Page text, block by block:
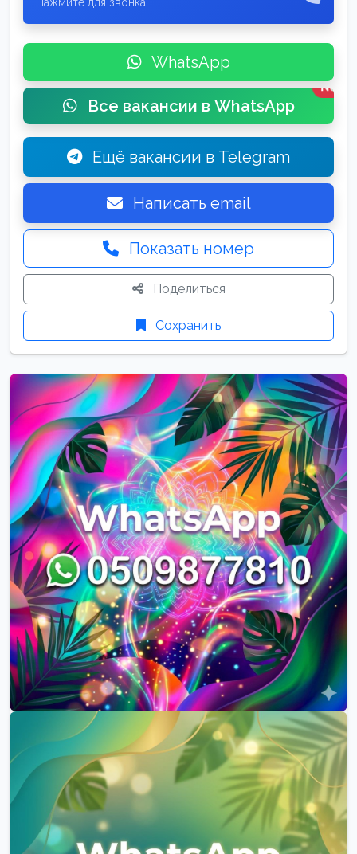
WhatsApp
Все вакансии в WhatsApp
New
Ещё вакансии в Telegram
Написать email
Показать номер
Поделиться
Сохранить